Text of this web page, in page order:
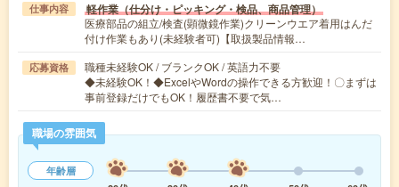
仕事内容 軽作業（仕分け・ピッキング・検品、商品管理）
医療部品の組立/検査(顕微鏡作業)クリーンウエア着用はんだ
付け作業もあり(未経験者可)【取扱製品情報…
応募資格
職種未経験OK / ブランクOK / 英語力不要
◆未経験OK！◆ExcelやWordの操作できる方歓迎！〇まずは
事前登録だけでもOK！履歴書不要で気…
職場の雰囲気
年齢層